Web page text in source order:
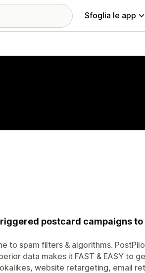
Sfoglia le app
postcard campaigns to
to spam filters & algorithms.
data makes it FAST & EASY to
website retargeting, email